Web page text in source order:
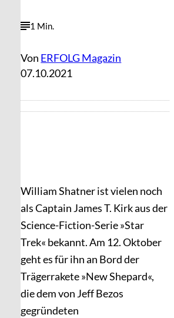
1 Min.
Von ERFOLG Magazin
07.10.2021
William Shatner ist vielen noch
als Captain James T. Kirk aus der
Science-Fiction-Serie »Star
Trek« bekannt. Am 12. Oktober
geht es für ihn an Bord der
Trägerrakete »New Shepard«,
die dem von Jeff Bezos
gegründeten